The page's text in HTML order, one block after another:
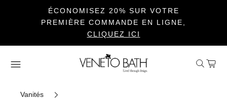
ÉCONOMISEZ 20% SUR VOTRE
PREMIÈRE COMMANDE EN LIGNE,
CLIQUEZ ICI
Veneto Bath
Ouvrir la navigation Ouvrir la
Voir
Vanités